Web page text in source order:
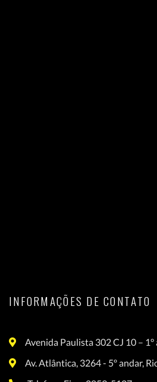
INFORMAÇÕES DE CONTATO
Avenida Paulista 302 CJ 10 – 1°
Av. Atlântica, 3264 - 5º andar,